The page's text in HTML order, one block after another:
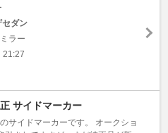
セダン
ラー
21:27
サイドマーカー
サイドマーカーです。 オークショ